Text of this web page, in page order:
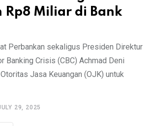
Rp8 Miliar di Bank
Perbankan sekaligus Presiden Direktur
Banking Crisis (CBC) Achmad Deni
Jasa Keuangan (OJK) untuk
29, 2025